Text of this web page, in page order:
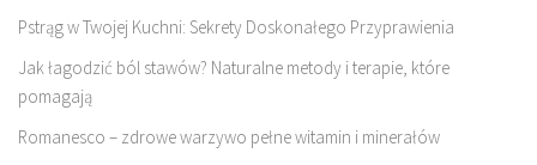
Pstrąg w Twojej Kuchni: Sekrety Doskonałego Przyprawienia
Jak łagodzić ból stawów? Naturalne metody i terapie, które
pomagają
Romanesco – zdrowe warzywo pełne witamin i minerałów